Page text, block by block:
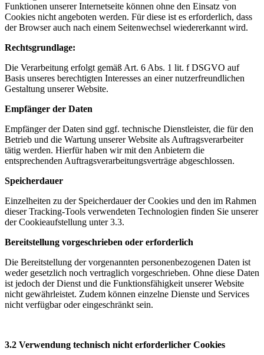
Funktionen unserer Internetseite können ohne den Einsatz von
Cookies nicht angeboten werden. Für diese ist es erforderlich, dass
der Browser auch nach einem Seitenwechsel wiedererkannt wird.
Rechtsgrundlage:
Die Verarbeitung erfolgt gemäß Art. 6 Abs. 1 lit. f DSGVO auf
Basis unseres berechtigten Interesses an einer nutzerfreundlichen
Gestaltung unserer Website.
Empfänger der Daten
Empfänger der Daten sind ggf. technische Dienstleister, die für den
Betrieb und die Wartung unserer Website als Auftragsverarbeiter
tätig werden. Hierfür haben wir mit den Anbietern die
entsprechenden Auftragsverarbeitungsverträge abgeschlossen.
Speicherdauer
Einzelheiten zu der Speicherdauer der Cookies und den im Rahmen
dieser Tracking-Tools verwendeten Technologien finden Sie unserer
der Cookieaufstellung unter 3.3.
Bereitstellung vorgeschrieben oder erforderlich
Die Bereitstellung der vorgenannten personenbezogenen Daten ist
weder gesetzlich noch vertraglich vorgeschrieben. Ohne diese Daten
ist jedoch der Dienst und die Funktionsfähigkeit unserer Website
nicht gewährleistet. Zudem können einzelne Dienste und Services
nicht verfügbar oder eingeschränkt sein.
3.2 Verwendung technisch nicht erforderlicher Cookies